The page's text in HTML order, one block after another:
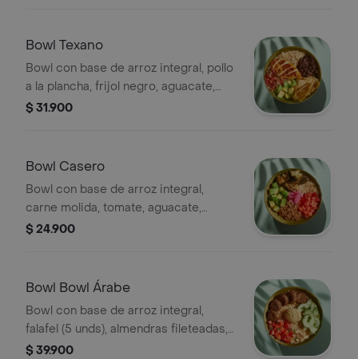
Bowl Texano
Bowl con base de arroz integral, pollo
a la plancha, frijol negro, aguacate,
pico de gallo y totopos.
$ 31.900
Bowl Casero
Bowl con base de arroz integral,
carne molida, tomate, aguacate,
cebolla encurtida, brócoli rostizado y
$ 24.900
Bowl Bowl Árabe
Bowl con base de arroz integral,
falafel (5 unds), almendras fileteadas,
tomate, pepino, hummus y perejil.
$ 39.900